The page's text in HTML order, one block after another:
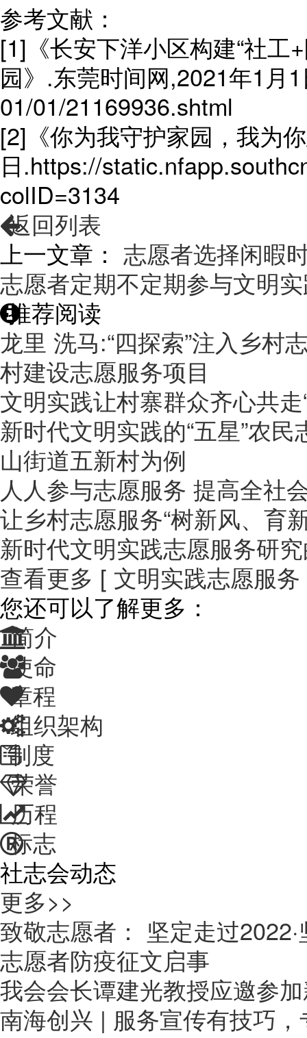
参考文献：
[1]《长安下洋小区构建“社工
园》.东莞时间网,2021年1月
01/01/21169936.shtml
[2]《你为我守护家园，我为
日.https://
colID=3134
返回列表
上一文章： 志愿者选择闲暇
志愿者定期不定期参与文明
推荐阅读
龙里 洗马:“四探索”注入乡村
村建设志愿服务项目
文明实践让村寨群众齐心共走
新时代文明实践的“五星”农
山街道五新村为例
人人参与志愿服务 提高全社
让乡村志愿服务“树新风、育
新时代文明实践志愿服务研究
查看更多 [ 文明实践志愿服
您还可以了解更多：
简介
使命
章程
组织架构
制度
荣誉
历程
标志
社志会动态
更多>>
致敬志愿者： 坚定走过
志愿者防疫征文启事
我会会长谭建光教授应邀参
南海创兴 | 服务宣传有技巧